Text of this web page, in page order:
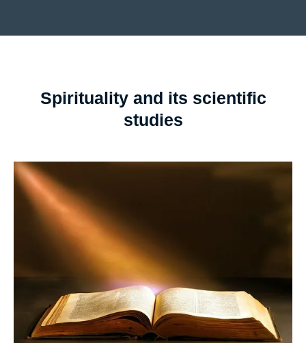
Spirituality and its scientific
studies